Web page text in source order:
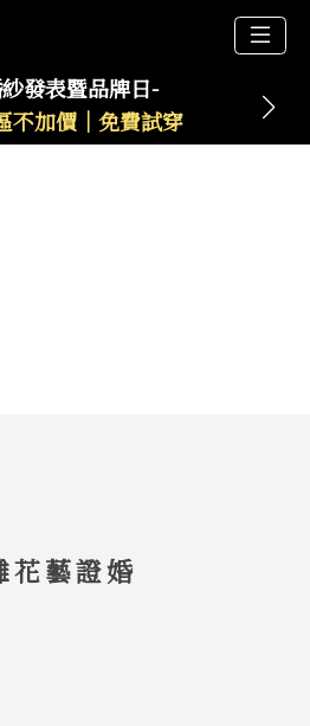
發表暨品牌日-
不加價｜免費試穿
花藝證婚